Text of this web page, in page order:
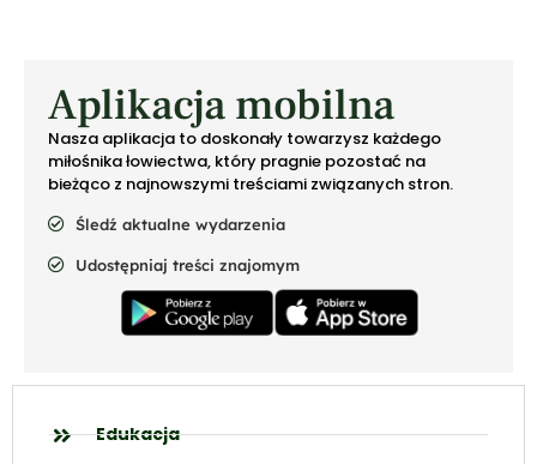
Aplikacja mobilna
Nasza aplikacja to doskonały towarzysz każdego
miłośnika łowiectwa, który pragnie pozostać na
bieżąco z najnowszymi treściami związanych stron.
Śledź aktualne wydarzenia
Udostępniaj treści znajomym
Edukacja